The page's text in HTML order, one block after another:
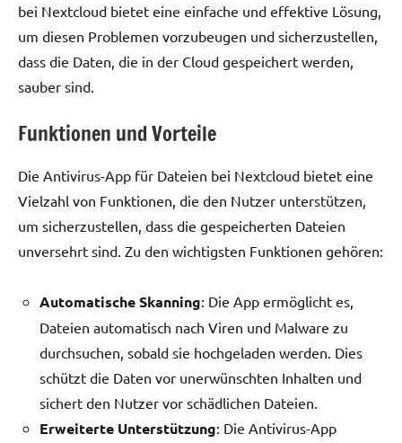
bei Nextcloud bietet eine einfache und effektive Lösung,
um diesen Problemen vorzubeugen und sicherzustellen,
dass die Daten, die in der Cloud gespeichert werden,
sauber sind.
Funktionen und Vorteile
Die Antivirus-App für Dateien bei Nextcloud bietet eine
Vielzahl von Funktionen, die den Nutzer unterstützen,
um sicherzustellen, dass die gespeicherten Dateien
unversehrt sind. Zu den wichtigsten Funktionen gehören:
Automatische Skanning: Die App ermöglicht es,
Dateien automatisch nach Viren und Malware zu
durchsuchen, sobald sie hochgeladen werden. Dies
schützt die Daten vor unerwünschten Inhalten und
sichert den Nutzer vor schädlichen Dateien.
Erweiterte Unterstützung: Die Antivirus-App